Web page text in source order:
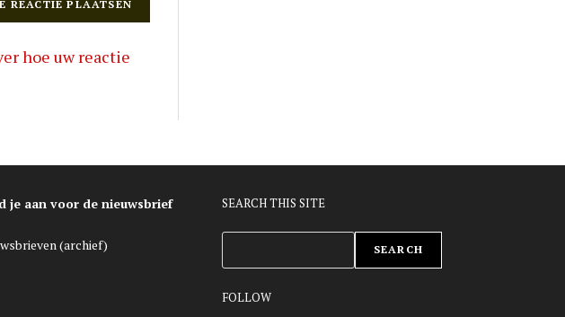
hoe uw reactie
je aan voor de nieuwsbrief
(archief)
SEARCH THIS SITE
SEARCH
FOLLOW